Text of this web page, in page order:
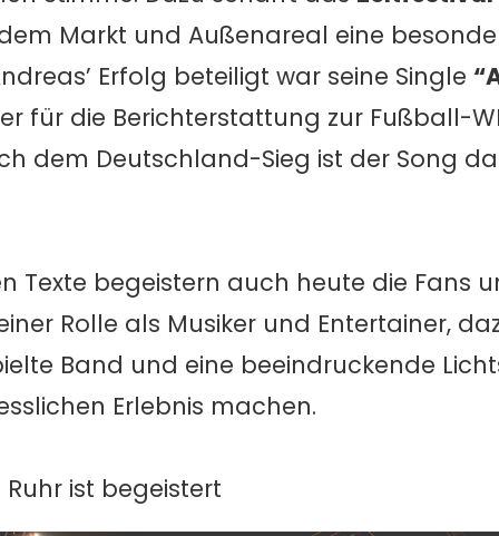
Markt und Außenareal eine
Erfolg beteiligt war seine Single
für die Berichterstattung zur Fußball-
dem Deutschland-Sieg ist der Song
Texte begeistern auch heute die Fans
Rolle als Musiker und Entertainer,
Band und eine beeindruckende
Erlebnis machen.
ist begeistert